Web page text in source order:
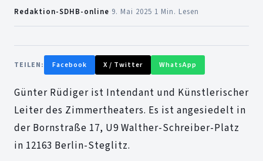
Redaktion-SDHB-online 9. Mai 2025 1 Min. Lesen
TEILEN: Facebook X / Twitter WhatsApp
Günter Rüdiger ist Intendant und Künstlerischer
Leiter des Zimmertheaters. Es ist angesiedelt in
der Bornstraße 17, U9 Walther-Schreiber-Platz
in 12163 Berlin-Steglitz.